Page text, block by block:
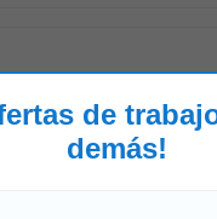
para orientar la
de
demás!